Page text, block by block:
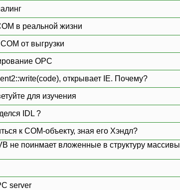
в реальной жизни
от выгрузки
ОPC
открывает IE. Почему?
для изучения
IDL ?
к СОМ-объекту, зная его Хэндл?
не поинмает вложенные в структуру массивы
server